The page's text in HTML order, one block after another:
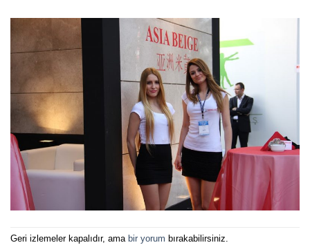
Geri izlemeler kapalıdır, ama bir yorum bırakabilirsiniz.